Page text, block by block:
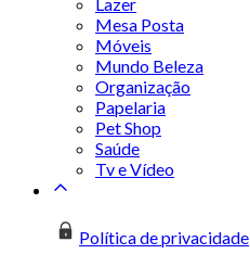
Mesa Posta
Móveis
Mundo Beleza
Organização
Papelaria
Pet Shop
Saúde
Tv e Vídeo
Política de privacidade